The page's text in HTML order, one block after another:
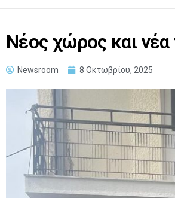
Νέος χώρος και
Newsroom 8 Οκτωβρίου, 2025